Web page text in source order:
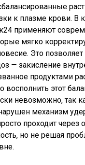
к плазме крови. В
применяют
мягко
Это
— закисление
продуктами
восполнить этот
невозможно, так
механизм
проходит через
но не решая